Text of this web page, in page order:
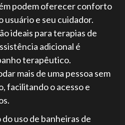
podem oferecer conforto
usuário e seu cuidador.
ideais para terapias de
adicional é
terapêutico.
mais de uma pessoa sem
facilitando o acesso e
uso de banheiras de